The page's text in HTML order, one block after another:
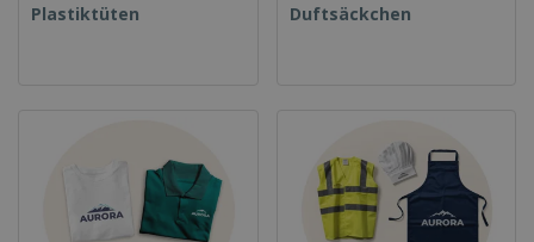
Plastiktüten Duftsäckchen